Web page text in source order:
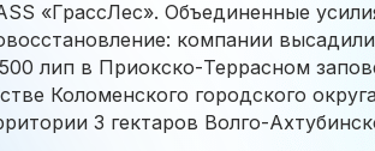
«ГрассЛес». Объединенные
компании
лип в Приокско-Террасном
Коломенского городского
3 гектаров Волго-